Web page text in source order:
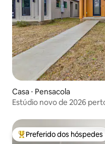
Casa ⋅ Pensacola
Estúdio novo de 2026
Entre os melhores
Preferido dos hóspedes